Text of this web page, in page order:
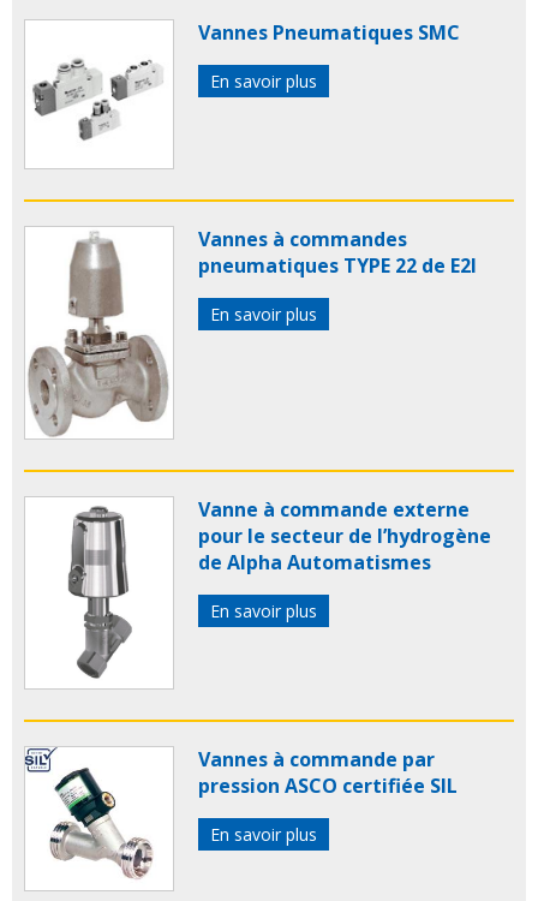
Vannes Pneumatiques SMC
En savoir plus
Vannes à commandes
pneumatiques TYPE 22 de E2I
En savoir plus
Vanne à commande externe
pour le secteur de l’hydrogène
de Alpha Automatismes
En savoir plus
Vannes à commande par
pression ASCO certifiée SIL
En savoir plus